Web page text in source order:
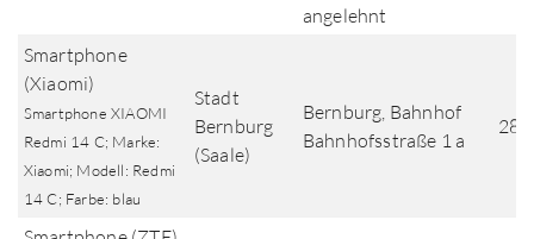
angelehnt
Smartphone
(Xiaomi)
Smartphone XIAOMI
Redmi 14 C; Marke:
Xiaomi; Modell: Redmi
14 C; Farbe: blau
Stadt
Bernburg
(Saale)
Bernburg, Bahnhof
Bahnhofsstraße 1 a